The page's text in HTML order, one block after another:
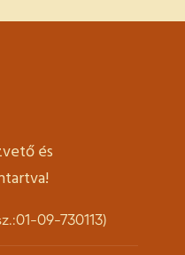
és
09-730113)